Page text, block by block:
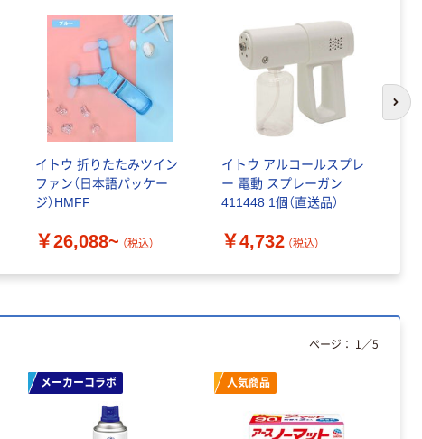
イトウ 折りたたみツイン
ファン（日本語パッケー
ジ）HMFF
￥26,088~ （税込）
イトウ アルコールスプレ
ー 電動 スプレーガン
411448 1個（直送品）
￥4,732 （税込）
次
メーカーコラボ 人気商品
ページ： 1 ／5